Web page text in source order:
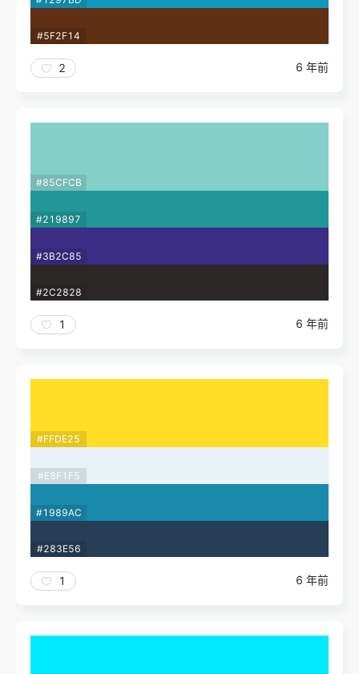
#5F2F14
2 6 年前
#85CFCB
#219897
#3B2C85
#2C2828
1 6 年前
#FFDE25
#E8F1F5
#1989AC
#283E56
1 6 年前